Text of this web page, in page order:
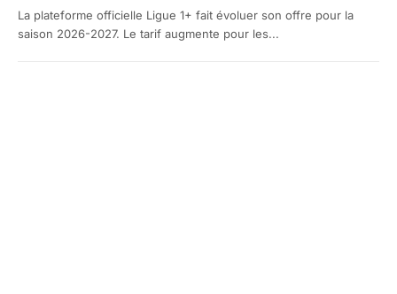
La plateforme officielle Ligue 1+ fait évoluer son offre pour la
saison 2026-2027. Le tarif augmente pour les...